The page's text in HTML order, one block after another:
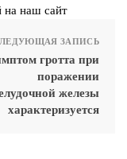
на наш сайт
ЗАПИСЬ
гротта при
поражении
железы
характеризуется